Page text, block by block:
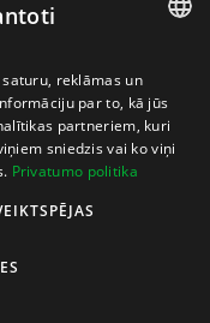
Į ATEITĮ
LATVIAN
ENGLISH
reklāmas un
par to, kā jūs
partneriem, kuri
sniedzis vai ko viņi
Privatumo politika